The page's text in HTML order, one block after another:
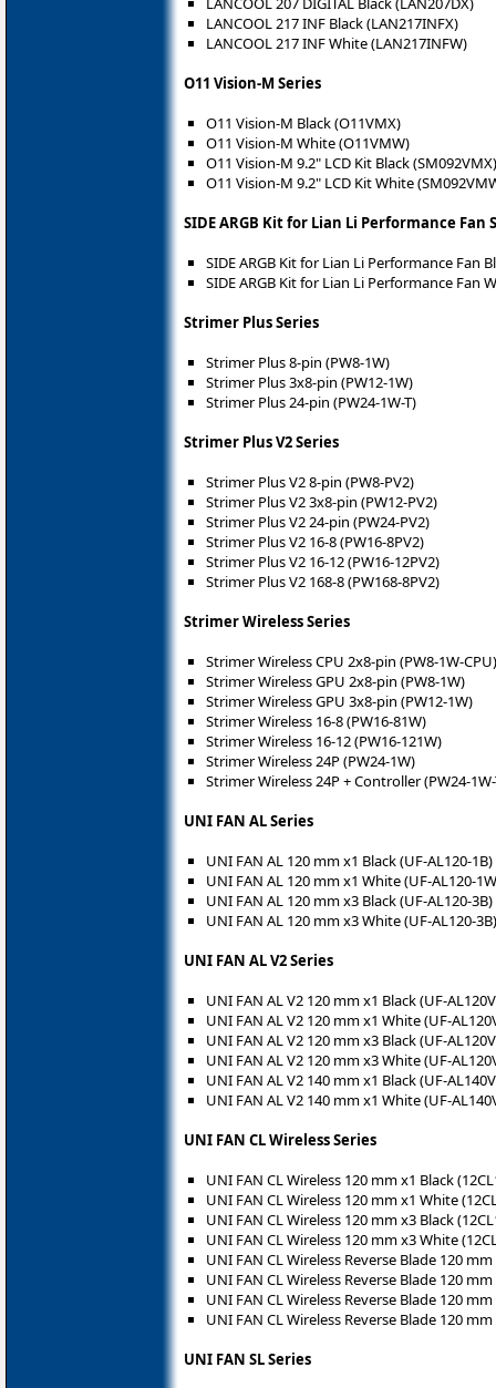
LANCOOL 217 INF Black (LAN217INFX)
LANCOOL 217 INF White (LAN217INFW)
O11 Vision-M Series
O11 Vision-M Black (O11VMX)
O11 Vision-M White (O11VMW)
O11 Vision-M 9.2" LCD Kit Black (SM092VMX)
O11 Vision-M 9.2" LCD Kit White
SIDE ARGB Kit for Lian Li Performance Fan
SIDE ARGB Kit for Lian Li Performance Fan
SIDE ARGB Kit for Lian Li Performance Fan
Strimer Plus Series
Strimer Plus 8-pin (PW8-1W)
Strimer Plus 3x8-pin (PW12-1W)
Strimer Plus 24-pin (PW24-1W-T)
Strimer Plus V2 Series
Strimer Plus V2 8-pin (PW8-PV2)
Strimer Plus V2 3x8-pin (PW12-PV2)
Strimer Plus V2 24-pin (PW24-PV2)
Strimer Plus V2 16-8 (PW16-8PV2)
Strimer Plus V2 16-12 (PW16-12PV2)
Strimer Plus V2 168-8 (PW168-8PV2)
Strimer Wireless Series
Strimer Wireless CPU 2x8-pin (PW8-1W-CPU)
Strimer Wireless GPU 2x8-pin (PW8-1W)
Strimer Wireless GPU 3x8-pin (PW12-1W)
Strimer Wireless 16-8 (PW16-81W)
Strimer Wireless 16-12 (PW16-121W)
Strimer Wireless 24P (PW24-1W)
Strimer Wireless 24P + Controller (PW24-
UNI FAN AL Series
UNI FAN AL 120 mm x1 Black (UF-AL120-1B)
UNI FAN AL 120 mm x1 White (UF-AL120-
UNI FAN AL 120 mm x3 Black (UF-AL120-3B)
UNI FAN AL 120 mm x3 White (UF-AL120-3B)
UNI FAN AL V2 Series
UNI FAN AL V2 120 mm x1 Black (UF-
UNI FAN AL V2 120 mm x1 White (UF-
UNI FAN AL V2 120 mm x3 Black (UF-
UNI FAN AL V2 120 mm x3 White (UF-
UNI FAN AL V2 140 mm x1 Black (UF-
UNI FAN AL V2 140 mm x1 White (UF-
UNI FAN CL Wireless Series
UNI FAN CL Wireless 120 mm x1 Black
UNI FAN CL Wireless 120 mm x1 White
UNI FAN CL Wireless 120 mm x3 Black
UNI FAN CL Wireless 120 mm x3 White
UNI FAN CL Wireless Reverse Blade 120
UNI FAN CL Wireless Reverse Blade 120
UNI FAN CL Wireless Reverse Blade 120
UNI FAN CL Wireless Reverse Blade 120
UNI FAN SL Series